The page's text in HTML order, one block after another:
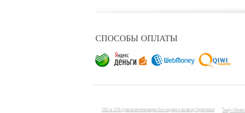
СПОСОБЫ ОПЛАТЫ
105 и 120 (для комплектации без заднего колеса) Оригинал 5м)</